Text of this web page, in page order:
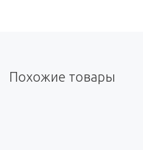
Похожие товары